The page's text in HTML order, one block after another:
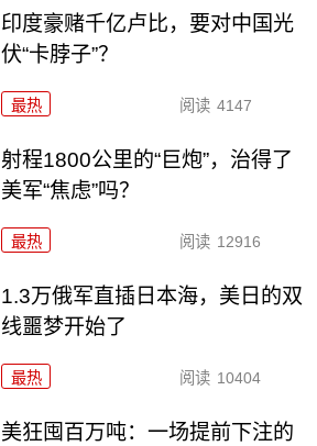
印度豪赌千亿卢比，要对中国光
伏“卡脖子”？
最热 阅读 4147
射程1800公里的“巨炮”，治得了
美军“焦虑”吗？
最热 阅读 12916
1.3万俄军直插日本海，美日的双
线噩梦开始了
最热 阅读 10404
美狂囤百万吨：一场提前下注的